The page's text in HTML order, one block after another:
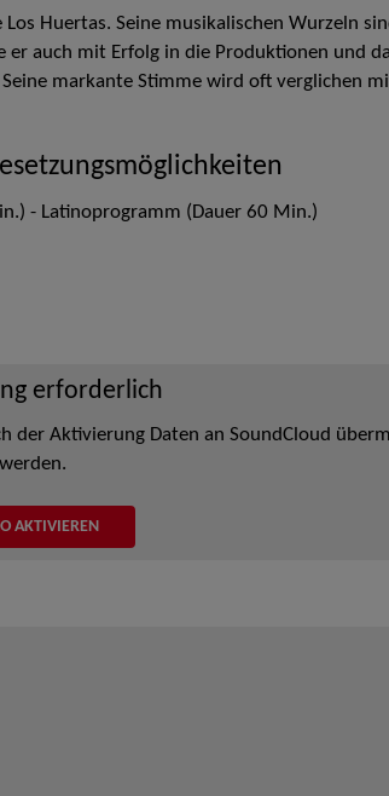
Los Huertas. Seine musikalischen Wurzeln
auch mit Erfolg in die Produktionen und
markante Stimme wird oft verglichen
- Latinoprogramm (Dauer 60 Min.)
erforderlich
der Aktivierung Daten an SoundCloud
werden.
AKTIVIEREN